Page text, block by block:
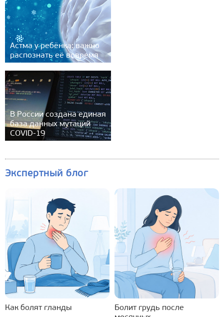
Астма у ребёнка: важно
распознать её вовремя
В России создана единая
база данных мутаций
COVID-19
Экспертный блог
Как болят гланды
Болит грудь после